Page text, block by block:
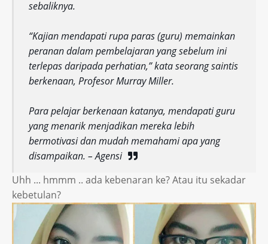
sebaliknya.
“Kajian mendapati rupa paras (guru) memainkan
peranan dalam pembelajaran yang sebelum ini
terlepas daripada perhatian,” kata seorang saintis
berkenaan, Profesor Murray Miller.
Para pelajar berkenaan katanya, mendapati guru
yang menarik menjadikan mereka lebih
bermotivasi dan mudah memahami apa yang
disampaikan. – Agensi
Uhh ... hmmm .. ada kebenaran ke? Atau itu sekadar
kebetulan?